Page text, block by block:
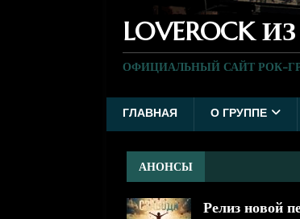
LOVEROCK
ОФИЦИАЛЬНЫЙ САЙТ РОК-
ГЛАВНАЯ О ГРУППЕ
АНОНСЫ
Релиз новой